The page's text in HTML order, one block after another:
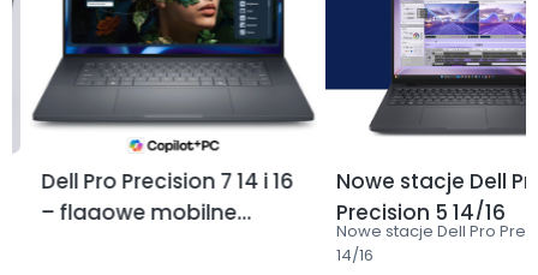
Dell Pro Precision 7 14 i 16
– flagowe mobilne
Nowe stacje Dell
Precision 5 14/16
Nowe stacje Dell Pro
14/16